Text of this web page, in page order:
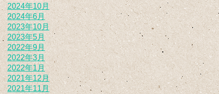
2024年10月
2024年6月
2023年10月
2023年5月
2022年9月
2022年3月
2022年1月
2021年12月
2021年11月